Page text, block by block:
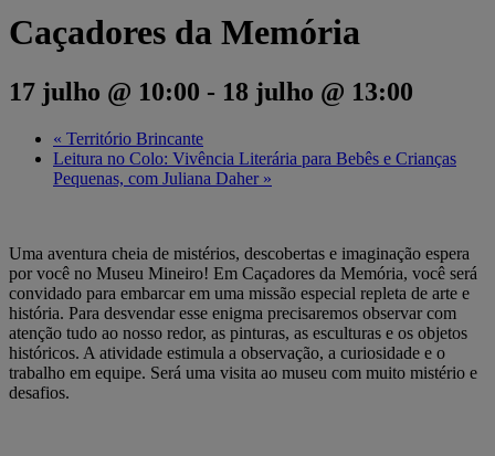
Caçadores da Memória
17 julho @ 10:00 - 18 julho @ 13:00
« Território Brincante
Leitura no Colo: Vivência Literária para Bebês e Crianças
Pequenas, com Juliana Daher »
Uma aventura cheia de mistérios, descobertas e imaginação espera
por você no Museu Mineiro! Em Caçadores da Memória, você será
convidado para embarcar em uma missão especial repleta de arte e
história. Para desvendar esse enigma precisaremos observar com
atenção tudo ao nosso redor, as pinturas, as esculturas e os objetos
históricos. A atividade estimula a observação, a curiosidade e o
trabalho em equipe. Será uma visita ao museu com muito mistério e
desafios.